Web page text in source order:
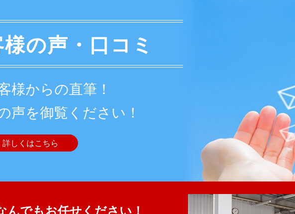
の声・口コミ
様からの直筆！
声を御覧ください！
詳しくはこちら
んでもお任せください！